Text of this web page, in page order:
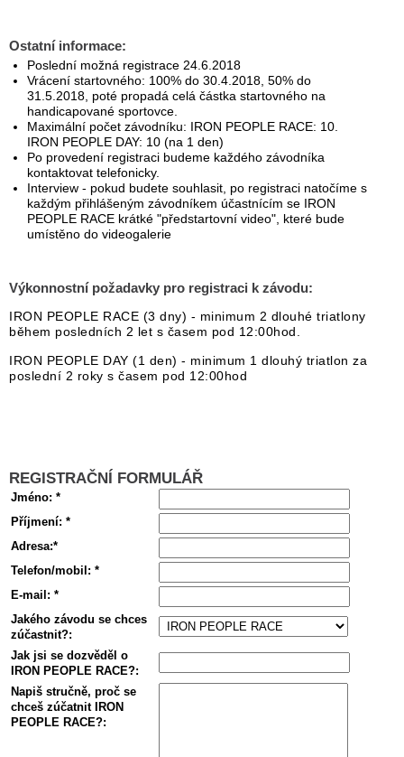
Ostatní informace:
Poslední možná registrace 24.6.2018
Vrácení startovného: 100% do 30.4.2018, 50% do
31.5.2018, poté propadá celá částka startovného na
handicapované sportovce.
Maximální počet závodníku: IRON PEOPLE RACE: 10.
IRON PEOPLE DAY: 10 (na 1 den)
Po provedení registraci budeme každého závodníka
kontaktovat telefonicky.
Interview - pokud budete souhlasit, po registraci natočíme s
každým přihlášeným závodníkem účastnícím se IRON
PEOPLE RACE krátké "předstartovní video", které bude
umístěno do videogalerie
Výkonnostní požadavky pro registraci k závodu:
IRON PEOPLE RACE (3 dny) - minimum 2 dlouhé triatlony
během posledních 2 let s časem pod 12:00hod.
IRON PEOPLE DAY (1 den) - minimum 1 dlouhý triatlon za
poslední 2 roky s časem pod 12:00hod
REGISTRAČNÍ FORMULÁŘ
Jméno: *
Příjmení: *
Adresa:*
Telefon/mobil : *
E-mail : *
Jakého závodu se chces
zúčastnit?:
Jak jsi se dozvěděl o
IRON PEOPLE RACE?:
Napiš stručně, proč se
chceš zúčatnit IRON
PEOPLE RACE?: